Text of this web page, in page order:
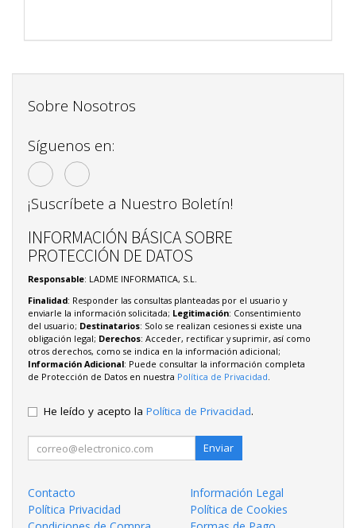
Sobre Nosotros
Síguenos en:
¡Suscríbete a Nuestro Boletín!
INFORMACIÓN BÁSICA SOBRE
PROTECCIÓN DE DATOS
Responsable: LADME INFORMATICA, S.L.
Finalidad: Responder las consultas planteadas por el usuario y
enviarle la información solicitada; Legitimación: Consentimiento
del usuario; Destinatarios: Solo se realizan cesiones si existe una
obligación legal; Derechos: Acceder, rectificar y suprimir, así como
otros derechos, como se indica en la información adicional;
Información Adicional: Puede consultar la información completa
de Protección de Datos en nuestra Política de Privacidad
He leído y acepto la Política de Privacidad.
Enviar
Contacto
Información Legal
Política Privacidad
Política de Cookies